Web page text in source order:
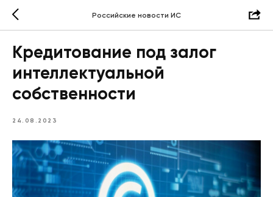
Российские новости ИС
Кредитование под залог
интеллектуальной
собственности
24.08.2023